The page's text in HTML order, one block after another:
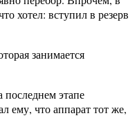
хотел: вступил в резерв
занимается
этапе
ему, что аппарат тот же,